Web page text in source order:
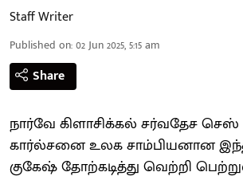
Staff Writer
Published on:02 Jun 2025, 5:15 am
Share
நார்வே கிளாசிக்கல் சர்வதேச செஸ்
கார்ல்சனை உலக சாம்பியனான
குகேஷ் தோற்கடித்து வெற்றி